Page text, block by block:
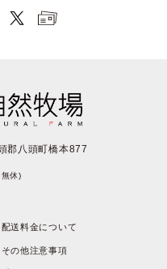
郡八頭町橋本877
休)
配送料金について
その他注意事項